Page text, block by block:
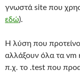
γνωστά site που
εδώ).
Η λύση που
αλλάξουν όλα τα vm
π.χ. το .test που